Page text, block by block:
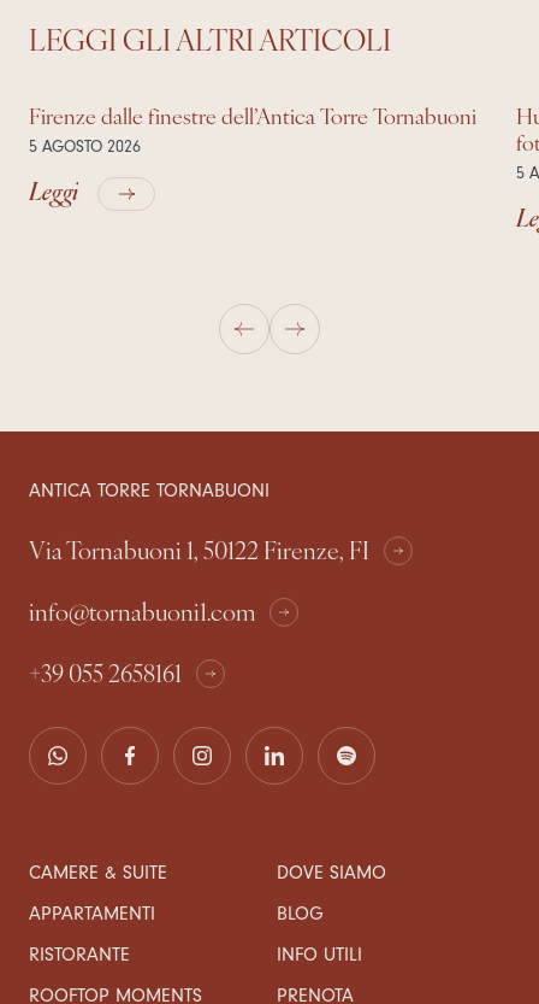
LEGGI GLI ALTRI ARTICOLI
Firenze dalle finestre dell’Antica Torre Tornabuoni
5 AGOSTO 2026
Leggi 5
ANTICA TORRE TORNABUONI
Via Tornabuoni 1, 50122 Firenze, FI
info@tornabuoni1.com
+39 055 2658161
CAMERE & SUITE
APPARTAMENTI
RISTORANTE
ROOFTOP MOMENTS
DOVE SIAMO
BLOG
INFO UTILI
PRENOTA